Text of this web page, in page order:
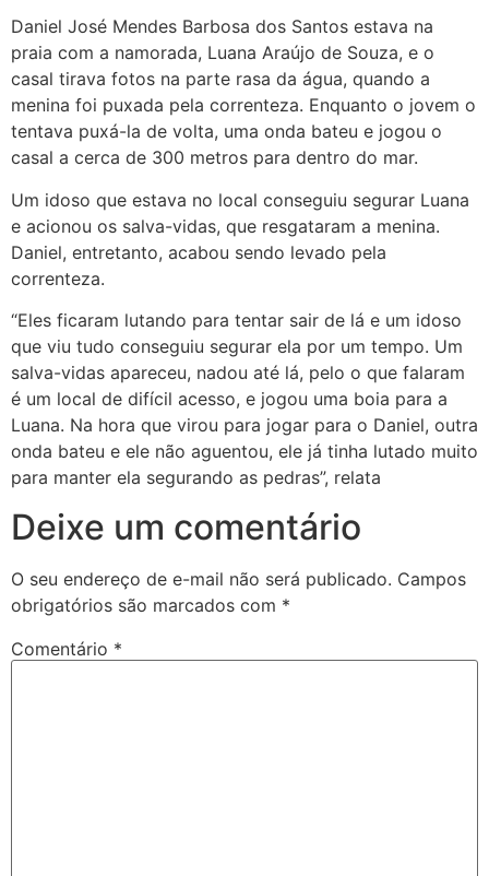
Daniel José Mendes Barbosa dos Santos estava na
praia com a namorada, Luana Araújo de Souza, e o
casal tirava fotos na parte rasa da água, quando a
menina foi puxada pela correnteza. Enquanto o jovem o
tentava puxá-la de volta, uma onda bateu e jogou o
casal a cerca de 300 metros para dentro do mar.
Um idoso que estava no local conseguiu segurar Luana
e acionou os salva-vidas, que resgataram a menina.
Daniel, entretanto, acabou sendo levado pela
correnteza.
“Eles ficaram lutando para tentar sair de lá e um idoso
que viu tudo conseguiu segurar ela por um tempo. Um
salva-vidas apareceu, nadou até lá, pelo o que falaram
é um local de difícil acesso, e jogou uma boia para a
Luana. Na hora que virou para jogar para o Daniel, outra
onda bateu e ele não aguentou, ele já tinha lutado muito
para manter ela segurando as pedras”, relata
Deixe um comentário
O seu endereço de e-mail não será publicado. Campos
obrigatórios são marcados com *
Comentário *